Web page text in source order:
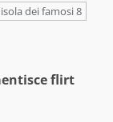
dei famosi 8
flirt